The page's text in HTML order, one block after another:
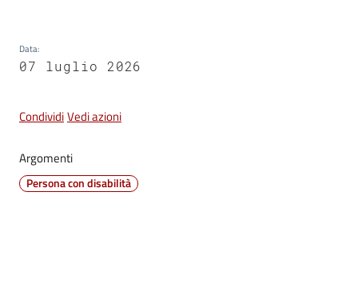
Tutti
argomenti...
Seguici
Data:
07 luglio 2026
CondividiVedi azioni
Argomenti
Persona con disabilità